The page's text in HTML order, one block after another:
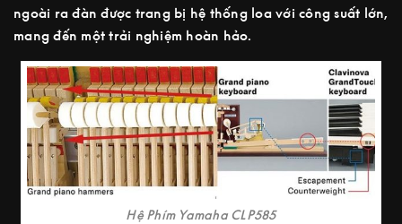
ngoài ra đàn được trang bị hệ thống loa với công suất lớn,
mang đến một trải nghiệm hoàn hảo.
Hệ Phím Yamaha CLP585